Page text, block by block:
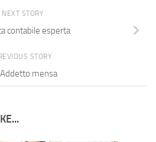
NEXT STORY
contabile esperta
STORY
Addetto mensa